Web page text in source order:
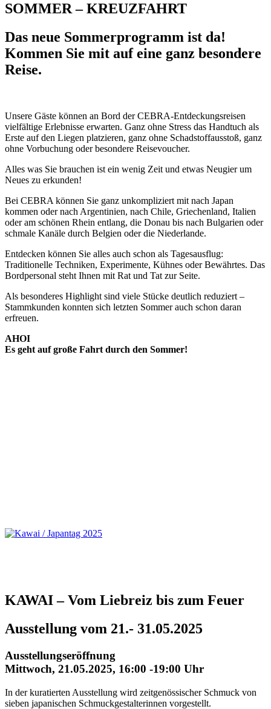
SOMMER – KREUZFAHRT
Das neue Sommerprogramm ist da!
Kommen Sie mit auf eine ganz besondere
Reise.
Unsere Gäste können an Bord der CEBRA-Entdeckungsreisen
vielfältige Erlebnisse erwarten. Ganz ohne Stress das Handtuch als
Erste auf den Liegen platzieren, ganz ohne Schadstoffausstoß, ganz
ohne Vorbuchung oder besondere Reisevoucher.
Alles was Sie brauchen ist ein wenig Zeit und etwas Neugier um
Neues zu erkunden!
Bei CEBRA können Sie ganz unkompliziert mit nach Japan
kommen oder nach Argentinien, nach Chile, Griechenland, Italien
oder am schönen Rhein entlang, die Donau bis nach Bulgarien oder
schmale Kanäle durch Belgien oder die Niederlande.
Entdecken können Sie alles auch schon als Tagesausflug:
Traditionelle Techniken, Experimente, Kühnes oder Bewährtes. Das
Bordpersonal steht Ihnen mit Rat und Tat zur Seite.
Als besonderes Highlight sind viele Stücke deutlich reduziert –
Stammkunden konnten sich letzten Sommer auch schon daran
erfreuen.
AHOI
Es geht auf große Fahrt durch den Sommer!
KAWAI – Vom Liebreiz bis zum Feuer
Ausstellung vom 21.- 31.05.2025
Ausstellungseröffnung
Mittwoch, 21.05.2025, 16:00 -19:00 Uhr
In der kuratierten Ausstellung wird zeitgenössischer Schmuck von
sieben japanischen Schmuckgestalterinnen vorgestellt.